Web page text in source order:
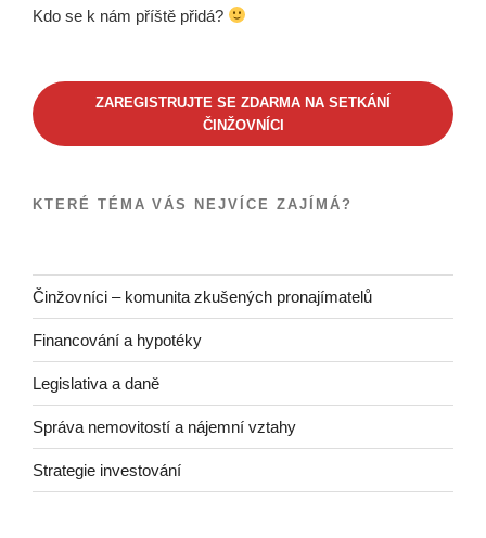
Kdo se k nám příště přidá?
ZAREGISTRUJTE SE ZDARMA NA SETKÁNÍ
ČINŽOVNÍCI
KTERÉ TÉMA VÁS NEJVÍCE ZAJÍMÁ?
Činžovníci – komunita zkušených pronajímatelů
Financování a hypotéky
Legislativa a daně
Správa nemovitostí a nájemní vztahy
Strategie investování